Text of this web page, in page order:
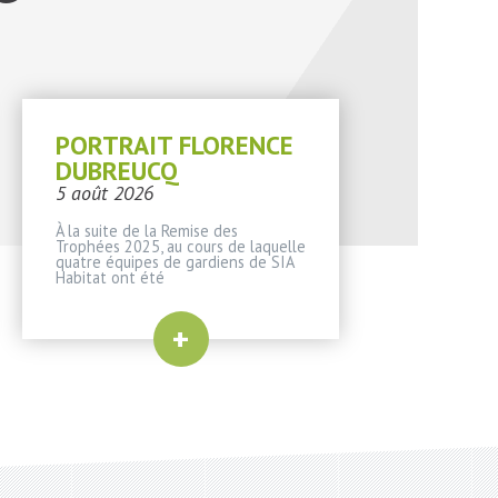
PORTRAIT FLORENCE
DUBREUCQ
5 août 2026
À la suite de la Remise des
Trophées 2025, au cours de laquelle
quatre équipes de gardiens de SIA
Habitat ont été
+